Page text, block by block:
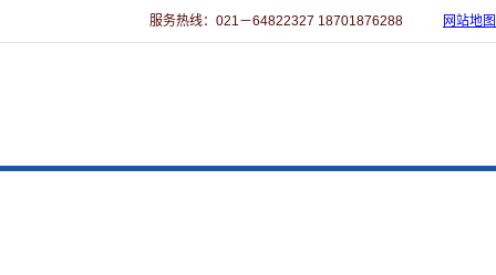
服务热线：021－64822327 18701876288 网站地图